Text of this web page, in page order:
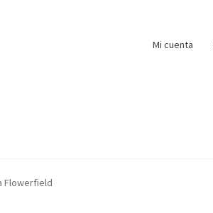
Mi cuenta
Flowerfield